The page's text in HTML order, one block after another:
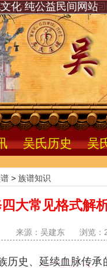
化 纯公益民间网站
吴氏历史 吴
> 族谱知识
大常见格式解
来源：吴建东 浏览：
史、延续血脉传承